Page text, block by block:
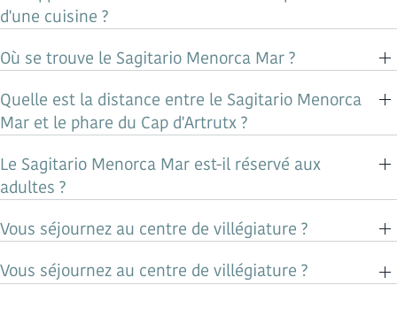
d'une cuisine ?
Où se trouve le Sagitario Menorca Mar ?
Quelle est la distance entre le Sagitario Menorca
Mar et le phare du Cap d'Artrutx ?
Le Sagitario Menorca Mar est-il réservé aux
adultes ?
Vous séjournez au centre de villégiature ?
Vous séjournez au centre de villégiature ?